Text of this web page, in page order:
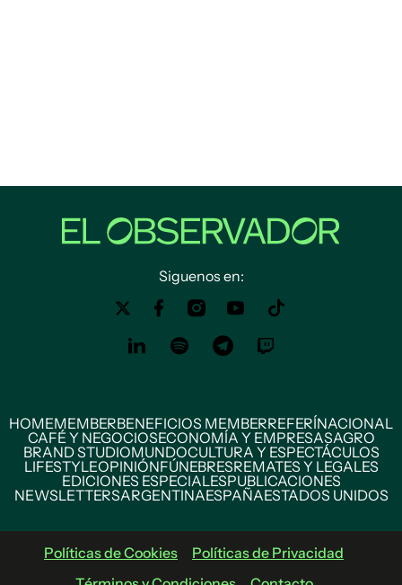
Siguenos en:
HOMEMEMBERBENEFICIOS MEMBERREFERÍNACIONAL
CAFÉ Y NEGOCIOSECONOMÍA Y EMPRESASAGRO
BRAND STUDIOMUNDOCULTURA Y ESPECTÁCULOS
LIFESTYLEOPINIÓNFÚNEBRESREMATES Y LEGALES
EDICIONES ESPECIALESPUBLICACIONES
NEWSLETTERSARGENTINAESPAÑAESTADOS UNIDOS
Políticas de Cookies
Políticas de Privacidad